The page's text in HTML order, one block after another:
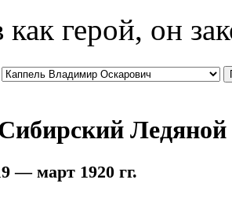
как герой, он